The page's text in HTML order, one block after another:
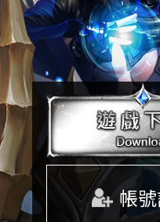
帳